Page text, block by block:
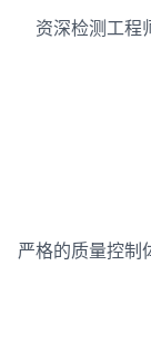
资深检测工程
严格的质量控制